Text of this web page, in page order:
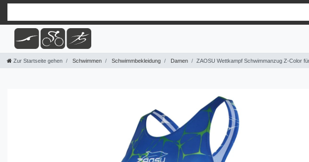
Zur Startseite gehen Schwimmen Schwimmbekleidung Damen ZAOSU Wettkampf Schwimmanzug Z-Color